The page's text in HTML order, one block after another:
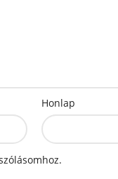
Honlap